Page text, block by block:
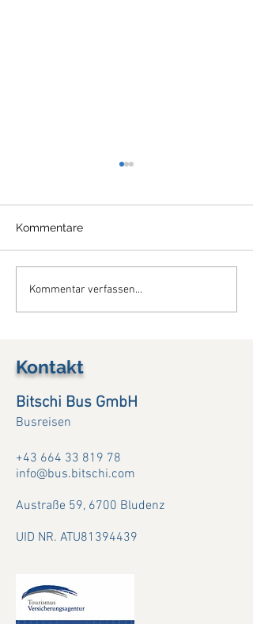
So schön war Böhmen ....
(08. -12.07.26)
Kommentare
Kommentar verfassen...
Kontakt
Bitschi Bus GmbH
Busreisen
+43 664 33 819 78
info@bus.bitschi.com
Austraße 59, 6700 Bludenz
UID NR. ATU81394439